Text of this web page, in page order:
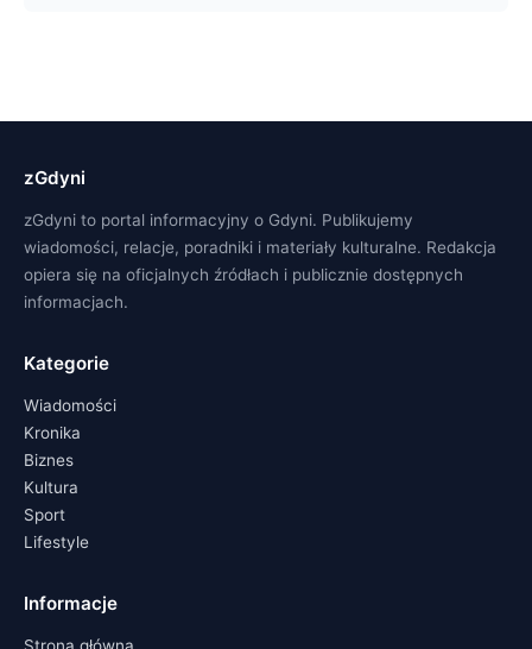
zGdyni
zGdyni to portal informacyjny o Gdyni. Publikujemy
wiadomości, relacje, poradniki i materiały kulturalne. Redakcja
opiera się na oficjalnych źródłach i publicznie dostępnych
informacjach.
Kategorie
Wiadomości
Kronika
Biznes
Kultura
Sport
Lifestyle
Informacje